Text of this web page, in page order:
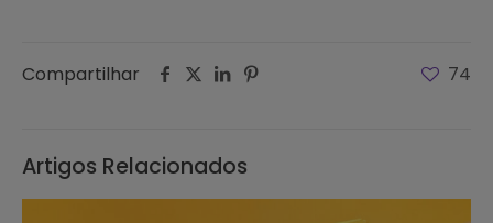
Compartilhar 74
Artigos Relacionados